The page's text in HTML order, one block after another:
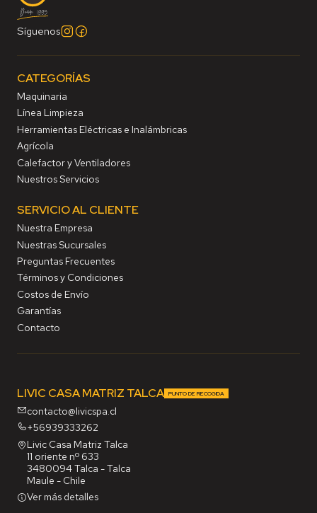
Síguenos
CATEGORÍAS
Maquinaria
Línea Limpieza
Herramientas Eléctricas e Inalámbricas
Agrícola
Calefactor y Ventiladores
Nuestros Servicios
SERVICIO AL CLIENTE
Nuestra Empresa
Nuestras Sucursales
Preguntas Frecuentes
Términos y Condiciones
Costos de Envío
Garantías
Contacto
LIVIC CASA MATRIZ TALCA PUNTO DE RECOGIDA
contacto@livicspa.cl
+56939333262
Livic Casa Matriz Talca
11 oriente nº 633
3480094 Talca - Talca
Maule - Chile
Ver más detalles